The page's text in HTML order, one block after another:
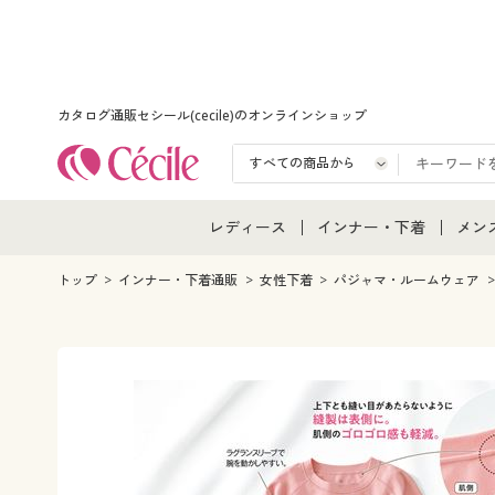
カタログ通販セシール(cecile)のオンラインショップ
レディース
レディース通販すべて
女性下着
インナー・下着
インナー・下着通販すべ
メンズ下着
ジュニア・ティーンズ下
メン
メン
トップ インナー・下着通販 女性下着 パジャマ・ルームウェア